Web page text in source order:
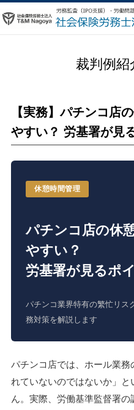
裁判例
【実務】パチンコ店
やすい？ 労基署が見
休憩時間管理
パチンコ店の休
やすい？
労基署が見るポ
パチンコ業界特有の繁忙リス
務対策を解説します
パチンコ店では、ホール業
れていないのではないか」
ん。実際、労働基準監督署